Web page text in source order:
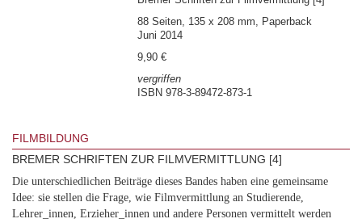
88 Seiten, 135 x 208 mm, Paperback
Juni 2014
9,90 €
vergriffen
ISBN 978-3-89472-873-1
FILMBILDUNG
BREMER SCHRIFTEN ZUR FILMVERMITTLUNG [4]
Die unterschiedlichen Beiträge dieses Bandes haben eine gemeinsame
Idee: sie stellen die Frage, wie Filmvermittlung an Studierende,
Lehrer_innen, Erzieher_innen und andere Personen vermittelt werden